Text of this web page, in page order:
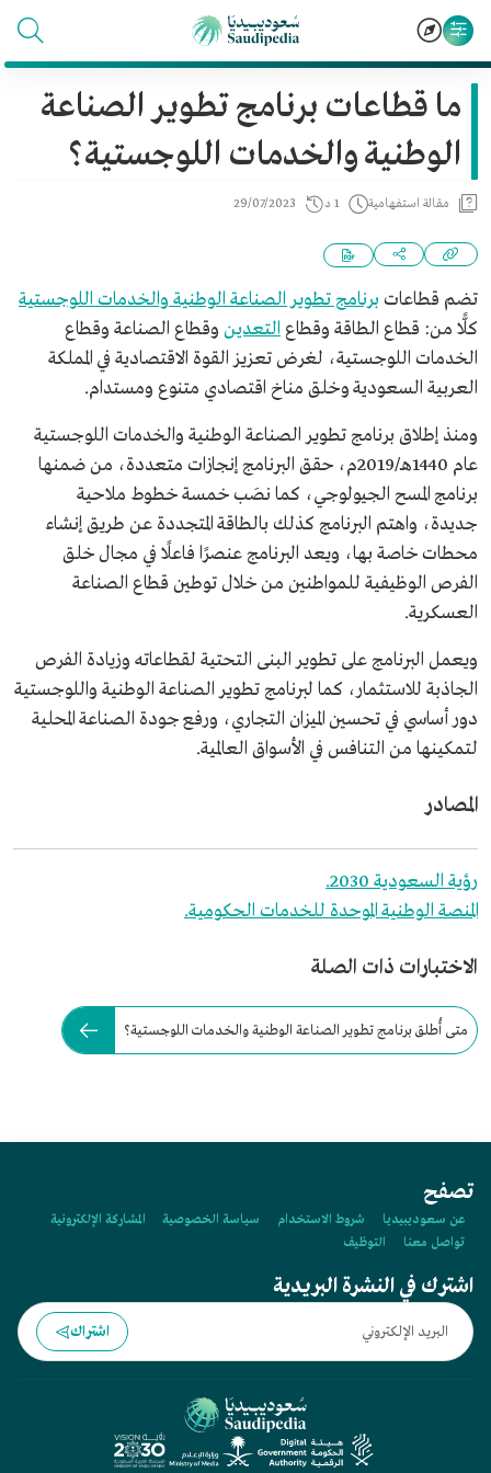
ما قطاعات برنامج تطوير الصناعة
الوطنية والخدمات اللوجستية؟
مقالة استفهامية 1 د 29/07/2023
تضم قطاعات برنامج تطوير الصناعة الوطنية والخدمات اللوجستية
كلًّا من: قطاع الطاقة وقطاع التعدين وقطاع الصناعة وقطاع
الخدمات اللوجستية، لغرض تعزيز القوة الاقتصادية في المملكة
العربية السعودية وخلق مناخ اقتصادي متنوع ومستدام.
ومنذ إطلاق برنامج تطوير الصناعة الوطنية والخدمات اللوجستية
عام 1440هـ/2019م، حقق البرنامج إنجازات متعددة، من ضمنها
برنامج المسح الجيولوجي، كما نصَب خمسة خطوط ملاحية
جديدة، واهتم البرنامج كذلك بالطاقة المتجددة عن طريق إنشاء
محطات خاصة بها، ويعد البرنامج عنصرًا فاعلًا في مجال خلق
الفرص الوظيفية للمواطنين من خلال توطين قطاع الصناعة
العسكرية.
ويعمل البرنامج على تطوير البنى التحتية لقطاعاته وزيادة الفرص
الجاذبة للاستثمار، كما لبرنامج تطوير الصناعة الوطنية واللوجستية
دور أساسي في تحسين الميزان التجاري، ورفع جودة الصناعة المحلية
لتمكينها من التنافس في الأسواق العالمية.
المصادر
رؤية السعودية 2030.
المنصة الوطنية الموحدة للخدمات الحكومية.
الاختبارات ذات الصلة
متى أُطلق برنامج تطوير الصناعة الوطنية والخدمات اللوجستية؟
تصفح
عن سعوديبيديا شروط الاستخدام سياسة الخصوصية
المشاركة الإلكترونية
تواصل معنا
التوظيف
اشترك في النشرة البريدية
اشتراك